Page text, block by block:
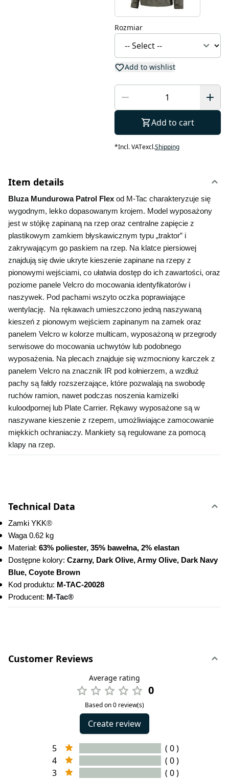
Rozmiar
Add to wishlist
Add to cart
*Incl. VATexcl.Shipping
Item details
Bluza Mundurowa Patrol Flex od M-Tac charakteryzuje się
wygodnym, lekko dopasowanym krojem. Model wyposażony
jest w stójkę zapinaną na rzep oraz centralne zapięcie z
plastikowym zamkiem błyskawicznym typu „traktor” i
zakrywającym go paskiem na rzep. Na klatce piersiowej
znajdują się dwie ukryte kieszenie zapinane na rzepy z
pionowymi wejściami, co ułatwia dostęp do ich zawartości, oraz
poziome panele Velcro do mocowania identyfikatorów i
naszywek. Pod pachami wszyto oczka poprawiające
wentylację.  Na rękawach umieszczono jedną naszywaną
kieszeń z pionowym wejściem zapinanym na zamek oraz
panelem Velcro w kolorze multicam, wyposażoną w przegrody
serwisowe do mocowania uchwytów lub podobnego
wyposażenia. Na plecach znajduje się wzmocniony karczek z
panelem Velcro na znacznik IR pod kołnierzem, a wzdłuż
pachy są fałdy rozszerzające, które pozwalają na swobodę
ruchów ramion, nawet podczas noszenia kamizelki
kuloodpornej lub Plate Carrier. Rękawy wyposażone są w
naszywane kieszenie z rzepem, umożliwiające zamocowanie
miękkich ochraniaczy. Mankiety są regulowane za pomocą
klapy na rzep.
Technical Data
Zamki YKK®
Waga 0.62 kg
Materiał: 63% poliester, 35% bawełna, 2% elastan
Dostępne kolory: Czarny, Dark Olive, Army Olive, Dark Navy
Blue, Coyote Brown
Kod produktu: M-TAC-20028
Producent: M-Tac®
Customer Reviews
Average rating
0
Based on 0 review(s)
Create review
5
( 0 )
4
( 0 )
3
( 0 )